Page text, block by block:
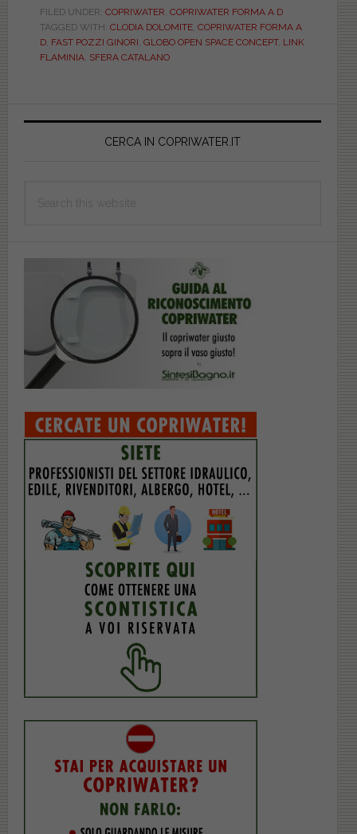
dei
copriwater:
sedile
FILED UNDER: COPRIWATER COPRIWATER FORMA A D
TAGGED WITH: CLODIA DOLOMITE, COPRIWATER FORMA A
D, FAST POZZI GINORI GLOBO OPEN SPACE CONCEPT, LINK
FLAMINIA, SFERA CATALANO
Primary
CERCA IN COPRIWATER.IT